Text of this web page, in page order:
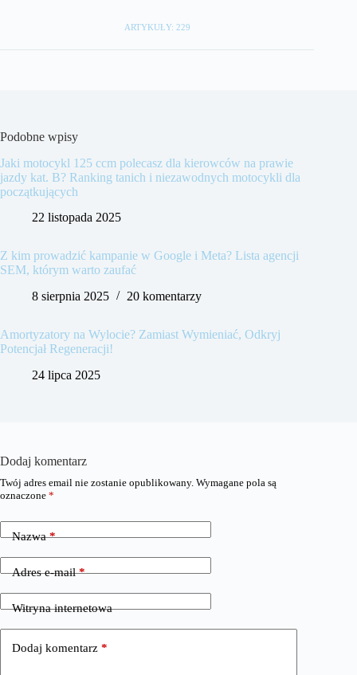
ARTYKUŁY: 229
Podobne wpisy
Jaki motocykl 125 ccm polecasz dla kierowców na prawie
jazdy kat. B? Ranking tanich i niezawodnych motocykli dla
początkujących
22 listopada 2025
Z kim prowadzić kampanie w Google i Meta? Lista agencji
SEM, którym warto zaufać
8 sierpnia 2025
20 komentarzy
Amortyzatory na Wylocie? Zamiast Wymieniać, Odkryj
Potencjał Regeneracji!
24 lipca 2025
Dodaj komentarz
Twój adres email nie zostanie opublikowany. Wymagane pola są
oznaczone *
Nazwa*
Adres e-mail*
Witryna internetowa
Dodaj komentarz *